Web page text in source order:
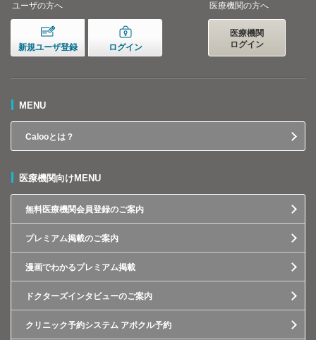
ユーザの方へ
新規ユーザ登録 ログイン
医療機関の方へ
医療機関
ログイン
MENU
Calooとは？
医療機関向けMENU
無料医療機関会員登録のご案内
プレミアム掲載のご案内
漫画でわかるプレミアム掲載
ドクターズインタビューのご案内
クリニック予約システム アポクル予約